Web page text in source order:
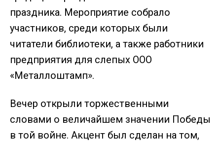
праздника. Мероприятие собрало
участников, среди которых были
читатели библиотеки, а также работники
предприятия для слепых ООО
«Металлоштамп».
Вечер открыли торжественными
словами о величайшем значении Победы
в той войне. Акцент был сделан на том,